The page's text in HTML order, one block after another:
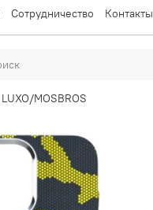
Сотрудничество Контакты
LUXO/MOSBROS